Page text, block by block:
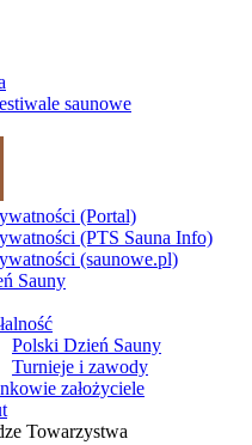
saunowe
(Portal)
(PTS Sauna Info)
(saunowe.pl)
Sauny
Polski Dzień Sauny
Turnieje i zawody
założyciele
Towarzystwa